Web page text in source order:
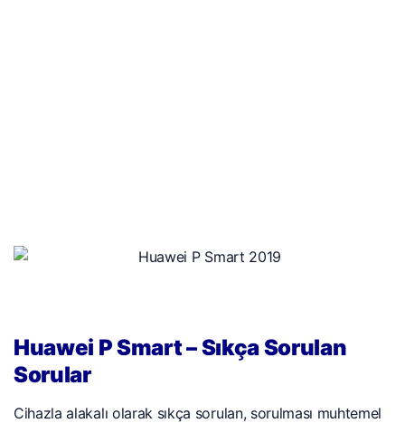
Huawei P Smart – Sıkça Sorulan
Sorular
Cihazla alakalı olarak sıkça sorulan, sorulması muhtemel